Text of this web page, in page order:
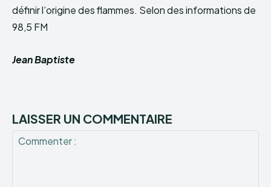
définir l’origine des flammes. Selon des informations de
98,5 FM
Jean Baptiste
LAISSER UN COMMENTAIRE